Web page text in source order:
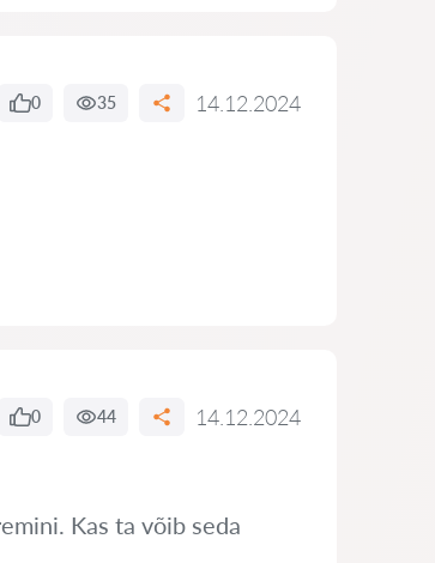
0 35 14.12.2024
0 44 14.12.2024
Kas ta võib seda